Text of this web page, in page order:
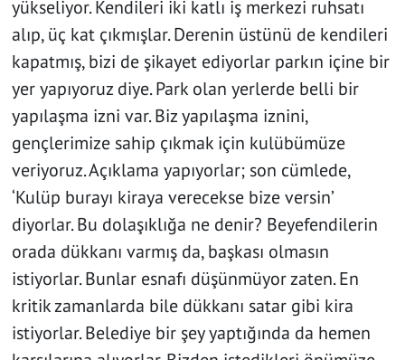
yükseliyor. Kendileri iki katlı iş merkezi ruhsatı
alıp, üç kat çıkmışlar. Derenin üstünü de kendileri
kapatmış, bizi de şikayet ediyorlar parkın içine bir
yer yapıyoruz diye. Park olan yerlerde belli bir
yapılaşma izni var. Biz yapılaşma iznini,
gençlerimize sahip çıkmak için kulübümüze
veriyoruz. Açıklama yapıyorlar; son cümlede,
‘Kulüp burayı kiraya verecekse bize versin’
diyorlar. Bu dolaşıklığa ne denir? Beyefendilerin
orada dükkanı varmış da, başkası olmasın
istiyorlar. Bunlar esnafı düşünmüyor zaten. En
kritik zamanlarda bile dükkanı satar gibi kira
istiyorlar. Belediye bir şey yaptığında da hemen